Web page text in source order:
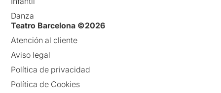
Danza
Teatro Barcelona ©2026
Atención al cliente
Aviso legal
Política de privacidad
Política de Cookies